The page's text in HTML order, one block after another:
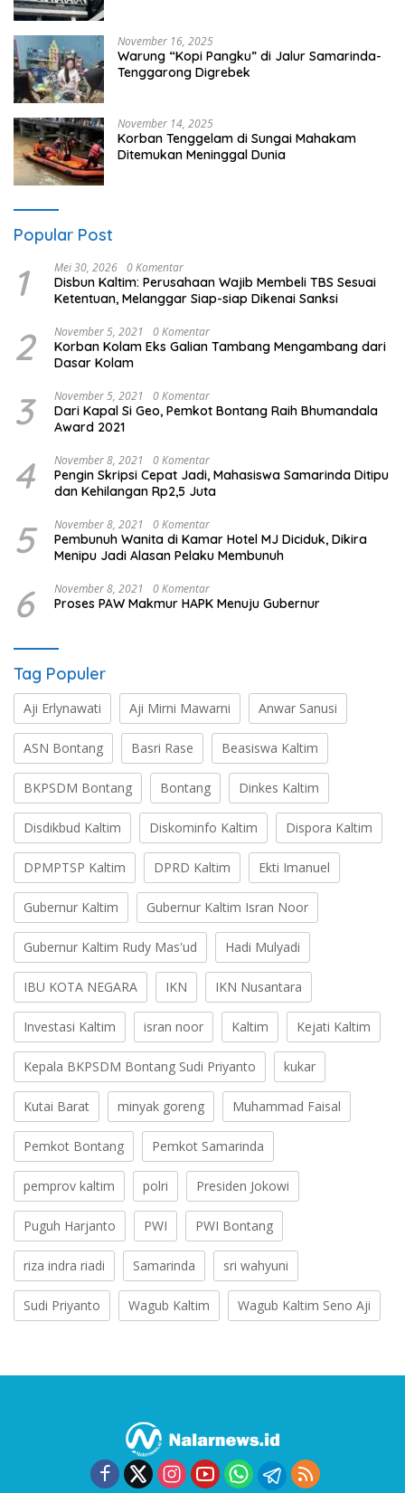
November 16, 2025
Warung “Kopi Pangku” di Jalur Samarinda-
Tenggarong Digrebek
November 14, 2025
Korban Tenggelam di Sungai Mahakam
Ditemukan Meninggal Dunia
Popular Post
1 Mei 30, 2026 0 Komentar
Disbun Kaltim: Perusahaan Wajib Membeli TBS Sesuai
Ketentuan, Melanggar Siap-siap Dikenai Sanksi
2 November 5, 2021 0 Komentar
Korban Kolam Eks Galian Tambang Mengambang dari
Dasar Kolam
3 November 5, 2021 0 Komentar
Dari Kapal Si Geo, Pemkot Bontang Raih Bhumandala
Award 2021
4 November 8, 2021 0 Komentar
Pengin Skripsi Cepat Jadi, Mahasiswa Samarinda Ditipu
dan Kehilangan Rp2,5 Juta
5 November 8, 2021 0 Komentar
Pembunuh Wanita di Kamar Hotel MJ Diciduk, Dikira
Menipu Jadi Alasan Pelaku Membunuh
6 November 8, 2021 0 Komentar
Proses PAW Makmur HAPK Menuju Gubernur
Tag Populer
Aji Erlynawati Aji Mirni Mawarni Anwar Sanusi
ASN Bontang Basri Rase Beasiswa Kaltim
BKPSDM Bontang Bontang Dinkes Kaltim
Disdikbud Kaltim Diskominfo Kaltim Dispora Kaltim
DPMPTSP Kaltim DPRD Kaltim Ekti Imanuel
Gubernur Kaltim Gubernur Kaltim Isran Noor
Gubernur Kaltim Rudy Mas'ud Hadi Mulyadi
IBU KOTA NEGARA IKN IKN Nusantara
Investasi Kaltim isran noor Kaltim Kejati Kaltim
Kepala BKPSDM Bontang Sudi Priyanto kukar
Kutai Barat minyak goreng Muhammad Faisal
Pemkot Bontang Pemkot Samarinda
pemprov kaltim polri Presiden Jokowi
Puguh Harjanto PWI PWI Bontang
riza indra riadi Samarinda sri wahyuni
Sudi Priyanto Wagub Kaltim Wagub Kaltim Seno Aji